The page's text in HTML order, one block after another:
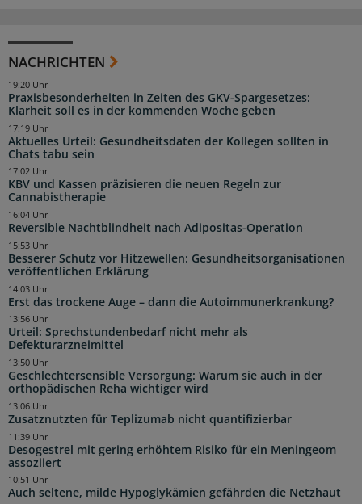
NACHRICHTEN
Praxisbesonderheiten in Zeiten des GKV-Spargesetzes:
Klarheit soll es in der kommenden Woche geben
19:20 Uhr
Aktuelles Urteil: Gesundheitsdaten der Kollegen sollten in
Chats tabu sein
17:19 Uhr
KBV und Kassen präzisieren die neuen Regeln zur
Cannabistherapie
17:02 Uhr
Reversible Nachtblindheit nach Adipositas-Operation
16:04 Uhr
Besserer Schutz vor Hitzewellen: Gesundheitsorganisationen
veröffentlichen Erklärung
15:53 Uhr
Erst das trockene Auge – dann die Autoimmunerkrankung?
14:03 Uhr
Urteil: Sprechstundenbedarf nicht mehr als
Defekturarzneimittel
13:56 Uhr
Geschlechtersensible Versorgung: Warum sie auch in der
orthopädischen Reha wichtiger wird
13:50 Uhr
Zusatznutzten für Teplizumab nicht quantifizierbar
13:06 Uhr
Desogestrel mit gering erhöhtem Risiko für ein Meningeom
assoziiert
11:39 Uhr
Auch seltene, milde Hypoglykämien gefährden die Netzhaut
10:51 Uhr